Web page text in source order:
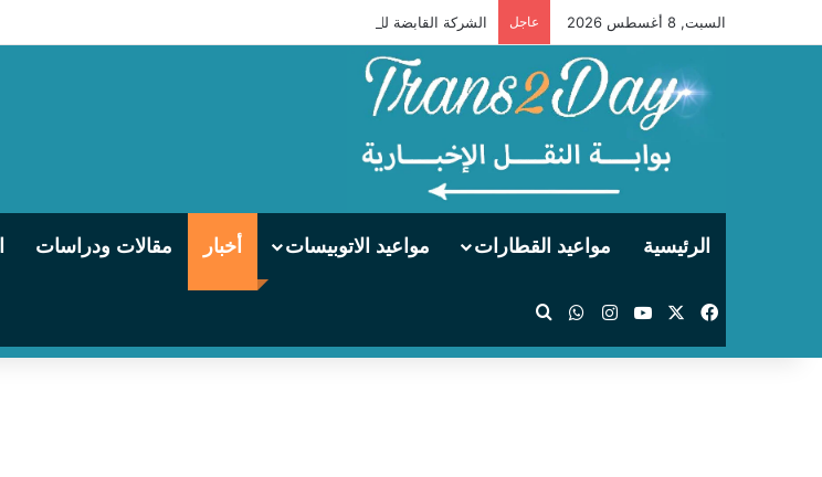
السبت, 8 أغسطس 2026 عاجل
الرئيسية مواعيد القطارات مواعيد الاتوبيسات أخبار مقالات ودراسات
فيسبوك ‫YouTubeانستقرام
واتساب